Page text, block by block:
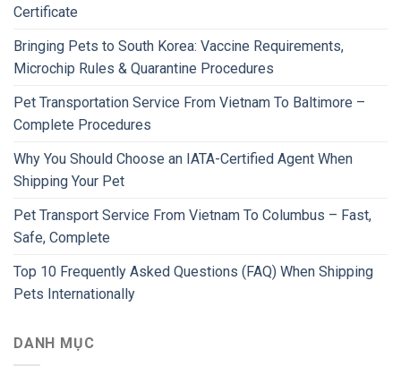
Certificate
Bringing Pets to South Korea: Vaccine Requirements,
Microchip Rules & Quarantine Procedures
Pet Transportation Service From Vietnam To Baltimore –
Complete Procedures
Why You Should Choose an IATA-Certified Agent When
Shipping Your Pet
Pet Transport Service From Vietnam To Columbus – Fast,
Safe, Complete
Top 10 Frequently Asked Questions (FAQ) When Shipping
Pets Internationally
DANH MỤC